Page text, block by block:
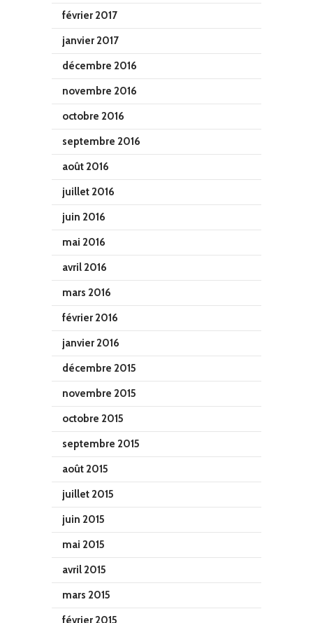
février 2017
janvier 2017
décembre 2016
novembre 2016
octobre 2016
septembre 2016
août 2016
juillet 2016
juin 2016
mai 2016
avril 2016
mars 2016
février 2016
janvier 2016
décembre 2015
novembre 2015
octobre 2015
septembre 2015
août 2015
juillet 2015
juin 2015
mai 2015
avril 2015
mars 2015
février 2015